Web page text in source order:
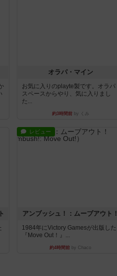
オラパ・マイン
お気に入りのplayte製です。オラパ
スペースからやり、気に入りまし
た...
約3時間前by くみ
レビュー
アンブッシュ！：ムーブアウト！
1984年にVictory Gamesが出版した
『Move Out！』...
約4時間前 by Chaco